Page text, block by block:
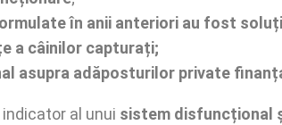
în anii anteriori au fost
a câinilor capturați;
asupra adăposturilor private
al unui sistem disfuncțional